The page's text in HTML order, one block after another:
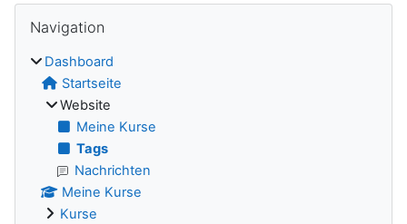
Blöcke
Navigation
Dashboard
Startseite
Website
Meine Kurse
Tags
Nachrichten
Meine Kurse
Kurse